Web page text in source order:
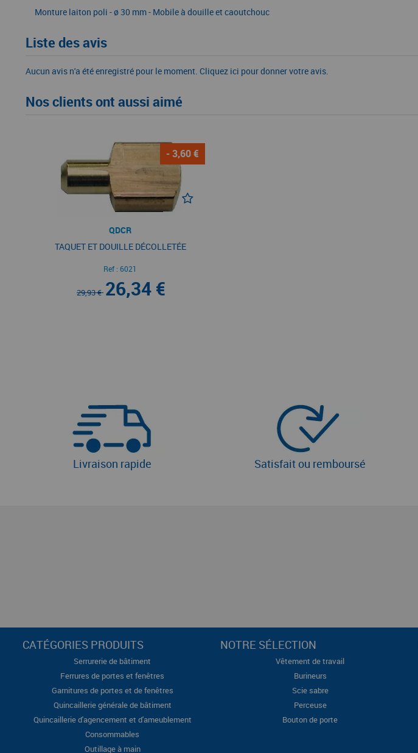
Monture laiton poli - ø 30 mm - Mobile à douille et caoutchouc
Liste des avis
Aucun avis n'a été enregistré pour le moment. Cliquez ici pour donner votre avis.
Nos clients ont aussi aimé
- 3,60 €
QDCR
TAQUET ET DOUILLE DÉCOLLETÉE
Ref : 6021
29,93 € 26,34 €
Livraison rapide Satisfait ou remboursé
CATÉGORIES PRODUITS
Serrurerie de bâtiment
Ferrures de portes et fenêtres
Garnitures de portes et de fenêtres
Quincaillerie générale de bâtiment
Quincaillerie d'agencement et d'ameublement
Consommables
Outillage à main
NOTRE SÉLECTION
Vêtement de travail
Burineurs
Scie sabre
Perceuse
Bouton de porte